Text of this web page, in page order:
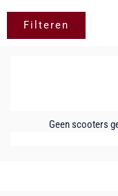
Filteren
Geen scooters